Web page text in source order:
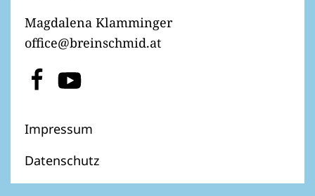
Magdalena Klamminger
office@breinschmid.at
Impressum
Datenschutz